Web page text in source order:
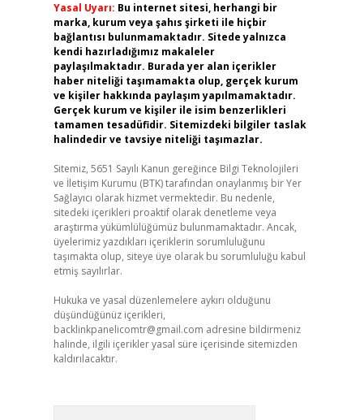
Yasal Uyarı: Bu internet sitesi, herhangi bir
marka, kurum veya şahıs şirketi ile hiçbir
bağlantısı bulunmamaktadır. Sitede yalnızca
kendi hazırladığımız makaleler
paylaşılmaktadır. Burada yer alan içerikler
haber niteliği taşımamakta olup, gerçek kurum
ve kişiler hakkında paylaşım yapılmamaktadır.
Gerçek kurum ve kişiler ile isim benzerlikleri
tamamen tesadüfidir. Sitemizdeki bilgiler taslak
halindedir ve tavsiye niteliği taşımazlar.
Sitemiz, 5651 Sayılı Kanun gereğince Bilgi Teknolojileri
ve İletişim Kurumu (BTK) tarafından onaylanmış bir Yer
Sağlayıcı olarak hizmet vermektedir. Bu nedenle,
sitedeki içerikleri proaktif olarak denetleme veya
araştırma yükümlülüğümüz bulunmamaktadır. Ancak,
üyelerimiz yazdıkları içeriklerin sorumluluğunu
taşımakta olup, siteye üye olarak bu sorumluluğu kabul
etmiş sayılırlar.
Hukuka ve yasal düzenlemelere aykırı olduğunu
düşündüğünüz içerikleri,
backlinkpanelicomtr@gmail.com adresine bildirmeniz
halinde, ilgili içerikler yasal süre içerisinde sitemizden
kaldırılacaktır.